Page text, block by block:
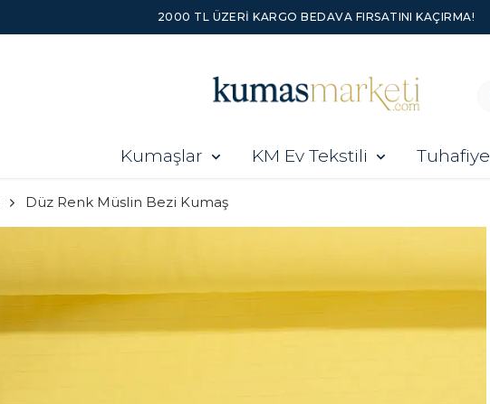
2000 TL ÜZERI KARGO BEDAVA FIRSATINI KAÇIRMA!
Kumaşlar KM Ev Tekstili Tuhafiye
Düz Renk Müslin Bezi Kumaş